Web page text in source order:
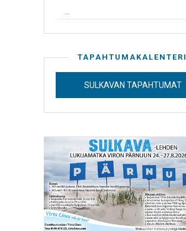
TAPAHTUMAKALENTERI
SULKAVAN TAPAHTUMAT